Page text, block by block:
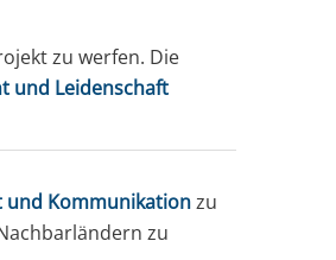
zu werfen. Die
und Leidenschaft
und Kommunikationzu
zu